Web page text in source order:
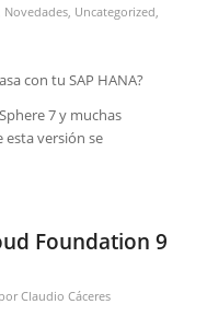
Novedades, Uncategorized,
con tu SAP HANA?
7 y muchas
esta versión se
Foundation 9
porClaudio Cáceres